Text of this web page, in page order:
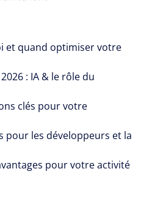
et quand optimiser votre
: IA & le rôle du
clés pour votre
pour les développeurs et la
pour votre activité